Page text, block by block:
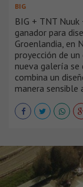
BIG
BIG + TNT
ganador para
Groenlandia, en
proyección de
nueva galería se
combina un
manera sensible